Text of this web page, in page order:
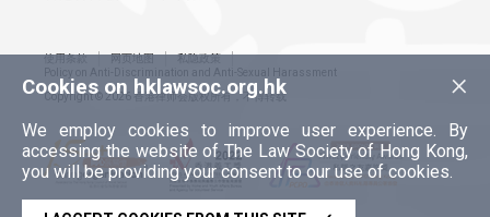
×
Cookies on hklawsoc.org.hk
We employ cookies to improve user experience. By
accessing the website of The Law Society of Hong Kong,
you will be providing your consent to our use of cookies.
使用条款 网页地图
私隐政策
Policy on Anti-Discrimination and Anti-Sexual Harassment
Copyright © 2026 香港律师会版权所有，不得转载